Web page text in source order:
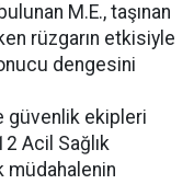
M.E., taşınan
rüzgarın etkisiyle
dengesini
güvenlik ekipleri
Acil Sağlık
müdahalenin